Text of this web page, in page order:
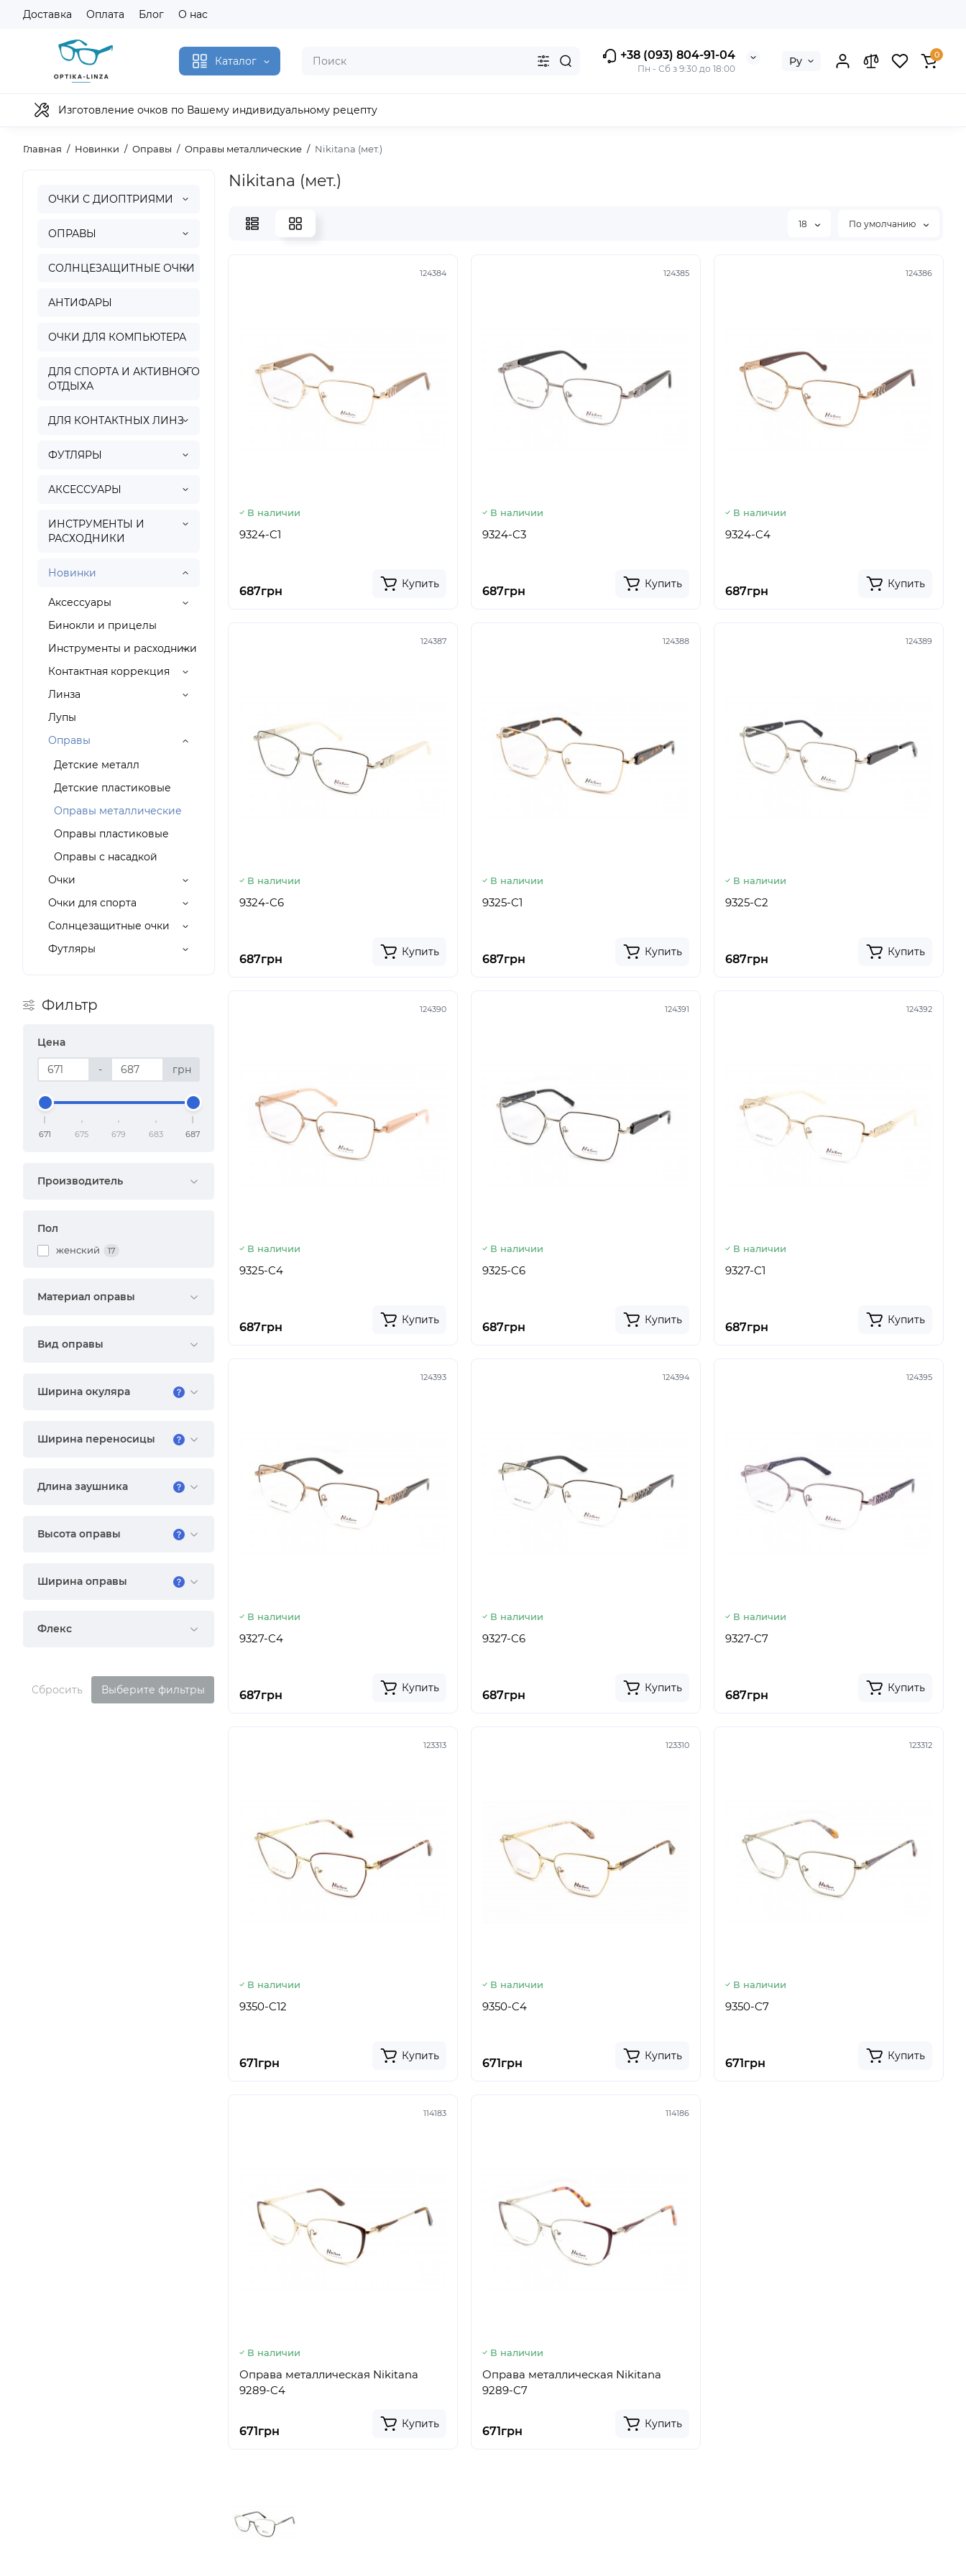
Доставка Оплата Блог О нас
Каталог +38 (093) 804-91-04
Пн - Сб з 9:30 до 18:00
Ру 0
Изготовление очков по Вашему индивидуальному рецепту
Главная Новинки Оправы Оправы металлические Nikitana (мет.)
ОЧКИ С ДИОПТРИЯМИ
ОПРАВЫ
СОЛНЦЕЗАЩИТНЫЕ ОЧКИ
АНТИФАРЫ
ОЧКИ ДЛЯ КОМПЬЮТЕРА
ДЛЯ СПОРТА И АКТИВНОГО
ОТДЫХА
ДЛЯ КОНТАКТНЫХ ЛИНЗ
ФУТЛЯРЫ
АКСЕССУАРЫ
ИНСТРУМЕНТЫ И
РАСХОДНИКИ
Новинки
Аксессуары
Бинокли и прицелы
Инструменты и расходники
Контактная коррекция
Линза
Лупы
Оправы
Детские металл
Детские пластиковые
Оправы металлические
Оправы пластиковые
Оправы с насадкой
Очки
Очки для спорта
Солнцезащитные очки
Футляры
Фильтр
Цена
- грн
671 675 679 683 687
Производитель
Пол
женский 17
Материал оправы
Вид оправы
Ширина окуляра
Ширина переносицы
Длина заушника
Высота оправы
Ширина оправы
Флекс
Сбросить Выберите фильтры
Nikitana (мет.)
18 По умолчанию
124384
В наличии
9324-C1
687грн
Купить
124385
В наличии
9324-C3
687грн
Купить
124386
В наличии
9324-C4
687грн
Купить
124387
В наличии
9324-C6
687грн
Купить
124388
В наличии
9325-C1
687грн
Купить
124389
В наличии
9325-C2
687грн
Купить
124390
В наличии
9325-C4
687грн
Купить
124391
В наличии
9325-C6
687грн
Купить
124392
В наличии
9327-C1
687грн
Купить
124393
В наличии
9327-C4
687грн
Купить
124394
В наличии
9327-C6
687грн
Купить
124395
В наличии
9327-C7
687грн
Купить
123313
В наличии
9350-C12
671грн
Купить
123310
В наличии
9350-C4
671грн
Купить
123312
В наличии
9350-C7
671грн
Купить
114183
В наличии
Оправа металлическая Nikitana
9289-C4
671грн
Купить
114186
В наличии
Оправа металлическая Nikitana
9289-C7
671грн
Купить